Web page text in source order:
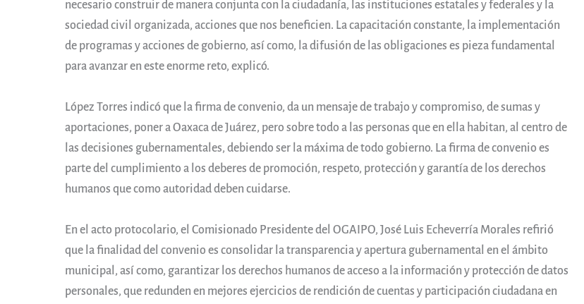
necesario construir de manera conjunta con la ciudadanía, las instituciones estatales y federales y la
sociedad civil organizada, acciones que nos beneficien. La capacitación constante, la implementación
de programas y acciones de gobierno, así como, la difusión de las obligaciones es pieza fundamental
para avanzar en este enorme reto, explicó.
López Torres indicó que la firma de convenio, da un mensaje de trabajo y compromiso, de sumas y
aportaciones, poner a Oaxaca de Juárez, pero sobre todo a las personas que en ella habitan, al centro de
las decisiones gubernamentales, debiendo ser la máxima de todo gobierno. La firma de convenio es
parte del cumplimiento a los deberes de promoción, respeto, protección y garantía de los derechos
humanos que como autoridad deben cuidarse.
En el acto protocolario, el Comisionado Presidente del OGAIPO, José Luis Echeverría Morales refirió
que la finalidad del convenio es consolidar la transparencia y apertura gubernamental en el ámbito
municipal, así como, garantizar los derechos humanos de acceso a la información y protección de datos
personales, que redunden en mejores ejercicios de rendición de cuentas y participación ciudadana en